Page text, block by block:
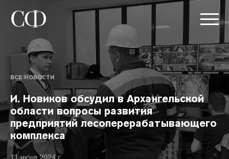
ВСЕ НОВОСТИ
И. Новиков обсудил в Архангельской
области вопросы развития
предприятий лесоперерабатывающего
комплекса
11 июня 2024 г.